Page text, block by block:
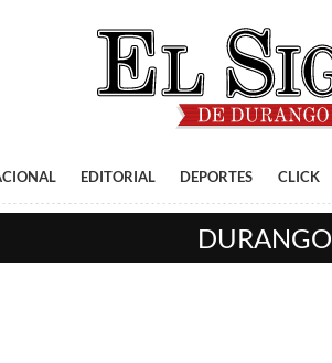
EDITORIAL DEPORTES CLICK
DURANGO